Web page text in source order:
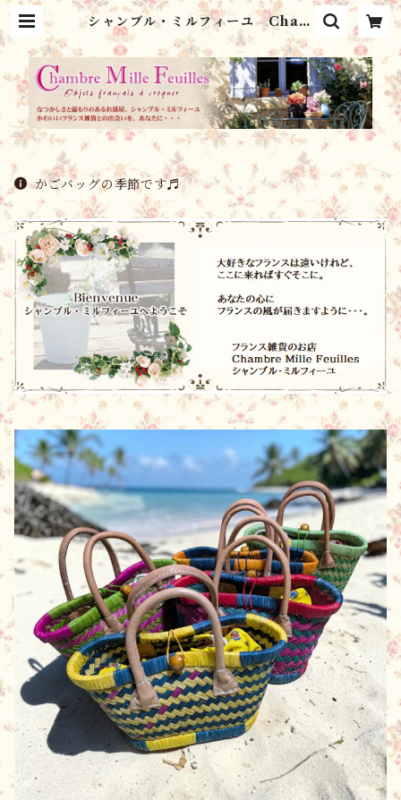
シャンブル・ミルフィーユ Cham
bre Mille Feuilles
かごバッグの季節です♬